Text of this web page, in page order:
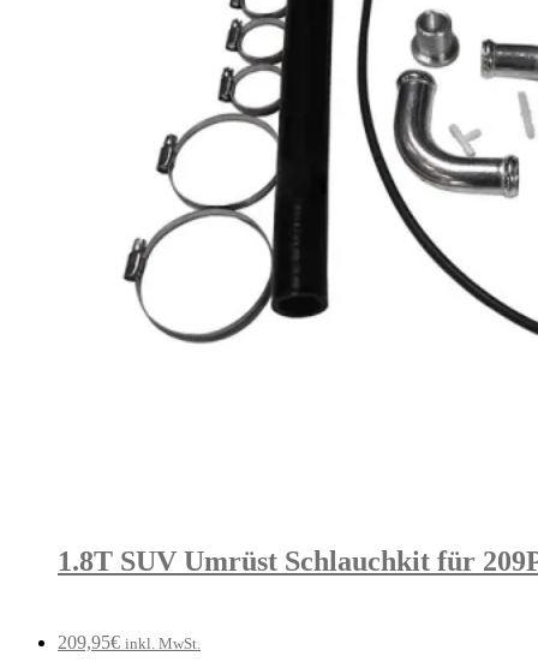
1.8T SUV Umrüst Schlauchkit für
209,95€ inkl. MwSt.